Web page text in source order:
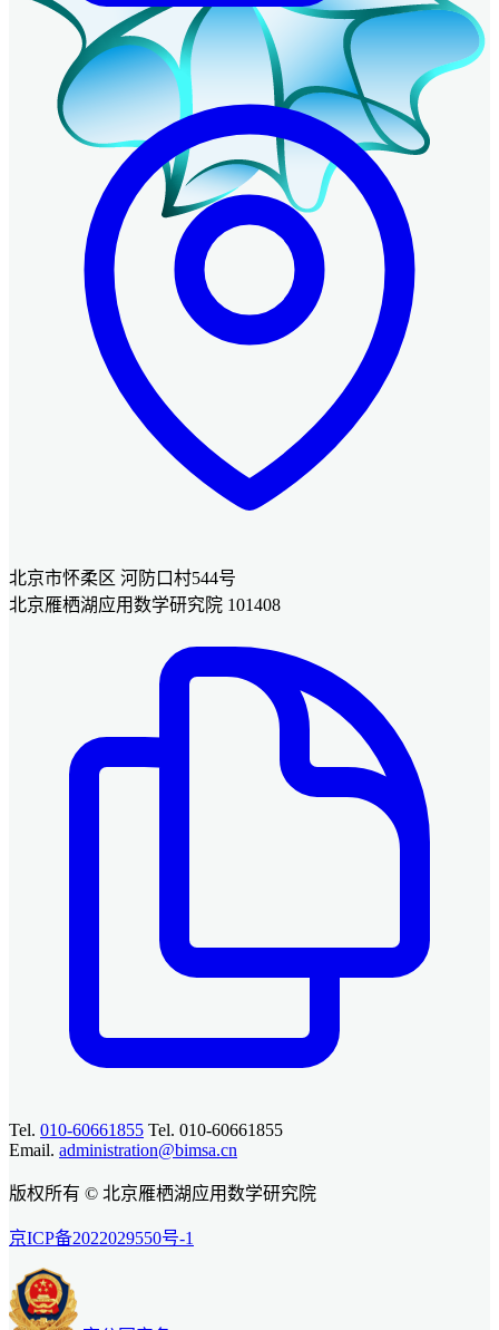
北京市怀柔区 河防口村544号
北京雁栖湖应用数学研究院 101408
Tel. 010-60661855 Tel. 010-60661855
Email. administration@bimsa.cn
版权所有 © 北京雁栖湖应用数学研究院
京ICP备2022029550号-1